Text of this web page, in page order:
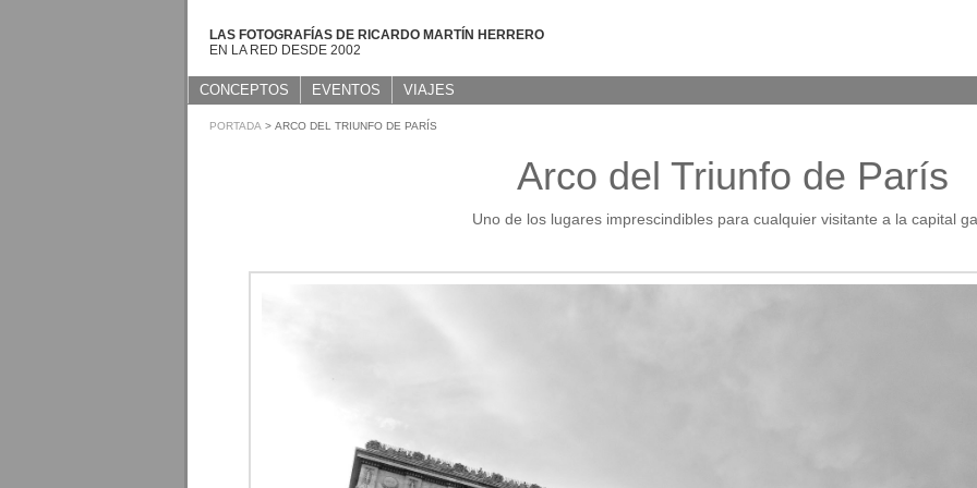
LAS FOTOGRAFÍAS DE RICARDO MARTÍN HERRERO
EN LA RED DESDE 2002
CONCEPTOS EVENTOS VIAJES
PORTADA > ARCO DEL TRIUNFO DE PARÍS
Arco del Triunfo de París
Uno de los lugares imprescindibles para cualquier visitante a la capital